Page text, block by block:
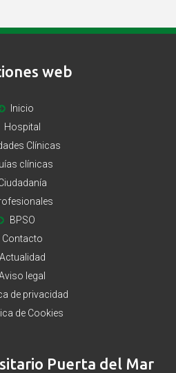
web
Inicio
Hospital
Clínicas
clínicas
BPSO
Contacto
Actualidad
legal
de privacidad
de Cookies
Puerta del Mar